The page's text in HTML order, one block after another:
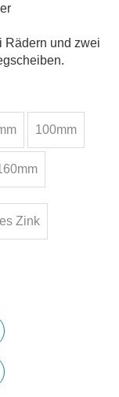
Rädern und zwei
100mm
Zink